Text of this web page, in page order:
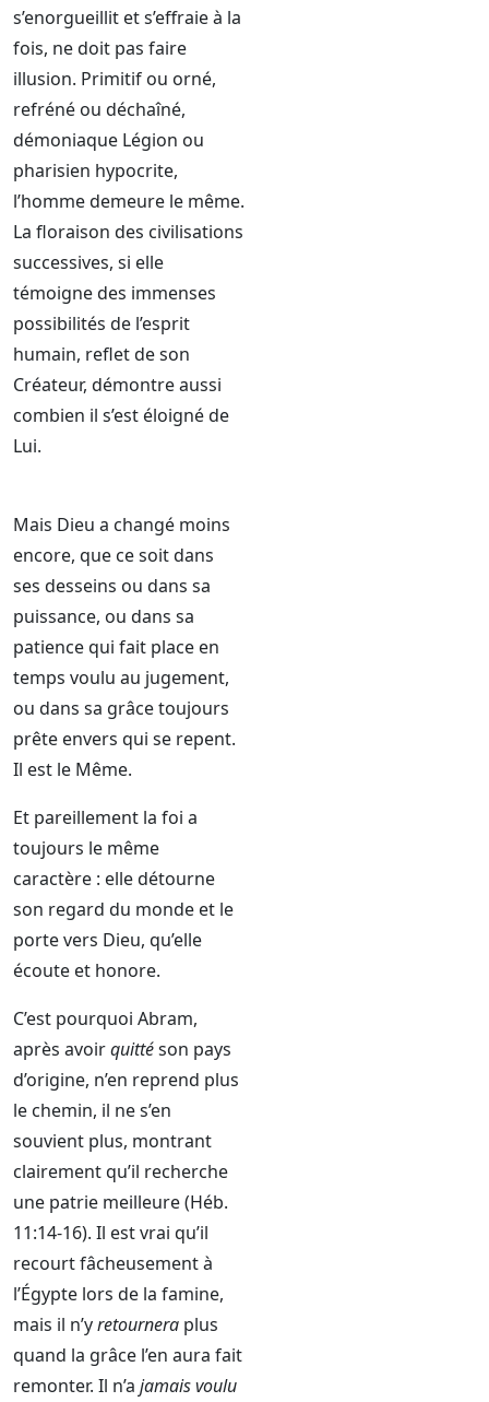
s’enorgueillit et s’effraie à la
fois, ne doit pas faire
illusion. Primitif ou orné,
refréné ou déchaîné,
démoniaque Légion ou
pharisien hypocrite,
l’homme demeure le même.
La floraison des civilisations
successives, si elle
témoigne des immenses
possibilités de l’esprit
humain, reflet de son
Créateur, démontre aussi
combien il s’est éloigné de
Lui.
Mais Dieu a changé moins
encore, que ce soit dans
ses desseins ou dans sa
puissance, ou dans sa
patience qui fait place en
temps voulu au jugement,
ou dans sa grâce toujours
prête envers qui se repent.
Il est le Même.
Et pareillement la foi a
toujours le même
caractère : elle détourne
son regard du monde et le
porte vers Dieu, qu’elle
écoute et honore.
C’est pourquoi Abram,
après avoirquittéson pays
d’origine, n’en reprend plus
le chemin, il ne s’en
souvient plus, montrant
clairement qu’il recherche
une patrie meilleure (Héb.
11:14-16). Il est vrai qu’il
recourt fâcheusement à
l’Égypte lors de la famine,
mais il n’yretournera plus
quand la grâce l’en aura fait
remonter. Il n’a jamais voulu